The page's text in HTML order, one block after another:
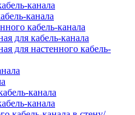
канала
канала
кабель-канала
для кабель-канала
для настенного кабель-
канала
канала